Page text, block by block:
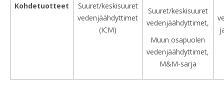
Kohdetuotteet
Suuret/keskisuuret
vedenjäähdyttimet
(ICM)
Suuret/keskisuuret
vedenjäähdyttimet,
Muun osapuolen
vedenjäähdyttimet,
M&M-sarja